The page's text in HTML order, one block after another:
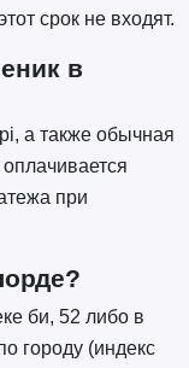
срок не входят.
в
а также обычная
при
би, 52 либо в
городу (индекс